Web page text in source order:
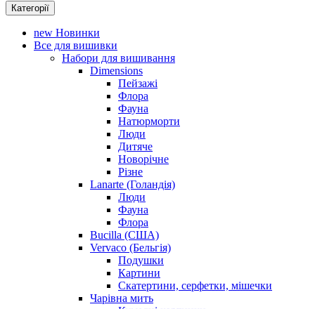
Категорії
new Новинки
Все для вишивки
Набори для вишивання
Dimensions
Пейзажі
Флора
Фауна
Натюрморти
Люди
Дитяче
Новорічне
Різне
Lanarte (Голандія)
Люди
Фауна
Флора
Bucilla (США)
Vervaco (Бельгія)
Подушки
Картини
Скатертини, серфетки, мішечки
Чарiвна мить